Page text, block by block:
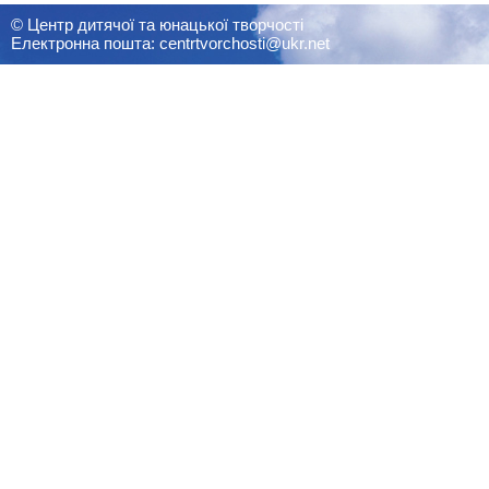
© Центр дитячої та юнацької творчості
Електронна пошта: centrtvorchosti@ukr.net